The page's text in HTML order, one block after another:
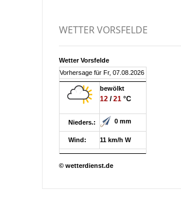
WETTER VORSFELDE
Wetter Vorsfelde
Vorhersage für Fr, 07.08.2026
bewölkt
12 /21 °C
Nieders.: 0 mm
Wind: 11 km/h W
© wetterdienst.de